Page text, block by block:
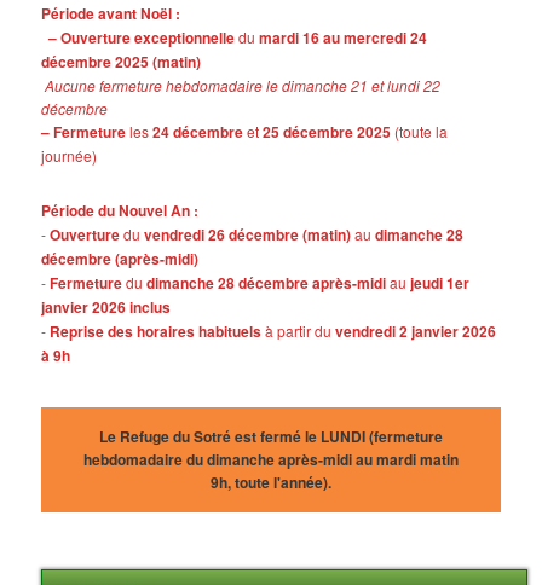
Période avant Noël :
– Ouverture exceptionnelledumardi 16 au mercredi 24
décembre 2025 (matin)
Aucune fermeture hebdomadaire le dimanche 21 et lundi 22
décembre
– Fermetureles24 décembreet25 décembre 2025 (toute la
journée)
Période du Nouvel An :
-Ouvertureduvendredi 26 décembre (matin)audimanche 28
décembre (après-midi)
-Fermeturedudimanche 28 décembre après-midiaujeudi 1er
janvier 2026 inclus
- Reprise des horaires habituelsà partir duvendredi 2 janvier 2026
à 9h
Le Refuge du Sotré est fermé le LUNDI (fermeture
hebdomadaire du dimanche après-midi au mardi matin
9h, toute l'année).